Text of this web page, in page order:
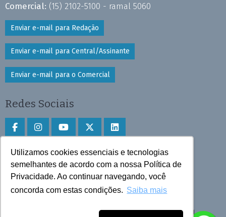
Utilizamos cookies essenciais e tecnologias
semelhantes de acordo com a nossa Política de
Privacidade. Ao continuar navegando, você
concorda com estas condições. Saiba mais
Comercial: (15) 2102-5100 - ramal 5060
Enviar e-mail para Redação
Enviar e-mail para Central/Assinante
Enviar e-mail para o Comercial
Redes Sociais
Faça download do aplicativo
Play Store e App Store
Todos os direitos reservados © 2025 Cruzeiro do Sul